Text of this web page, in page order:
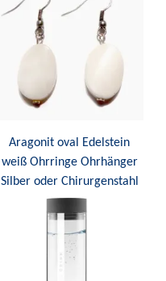
Aragonit oval Edelstein
weiß Ohrringe Ohrhänger
Silber oder Chirurgenstahl